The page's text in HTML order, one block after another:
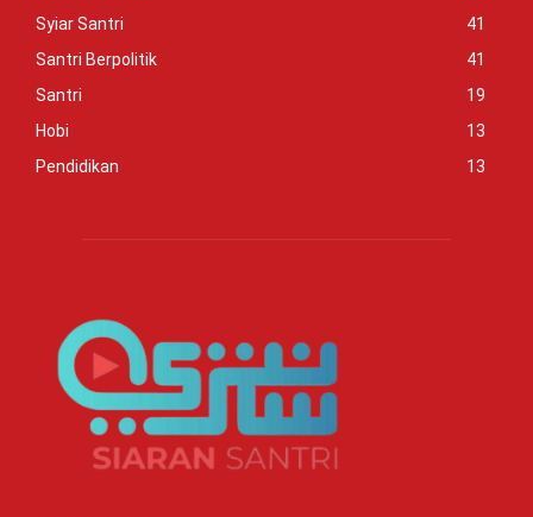
Syiar Santri
41
Santri Berpolitik
41
Santri
19
Hobi
13
Pendidikan
13